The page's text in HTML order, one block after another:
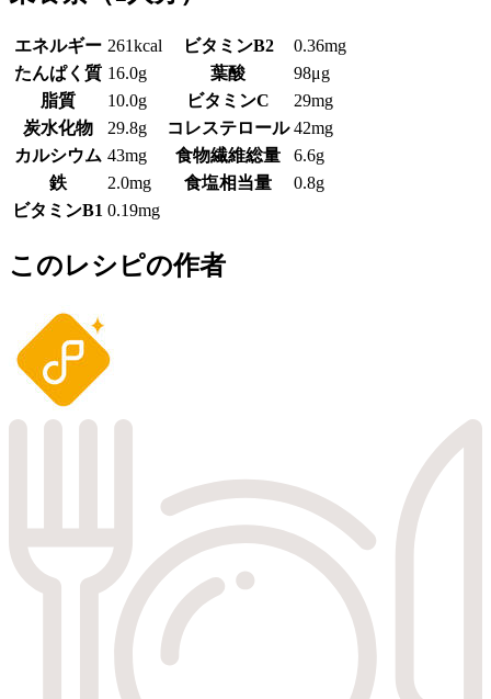
エネルギー 261kcal ビタミンB2
0.36mg
たんぱく質 16.0g 葉酸
98μg
脂質
10.0g ビタミンC
29mg
炭水化物
29.8g コレステロール 42mg
カルシウム 43mg 食物繊維総量
6.6g
鉄
2.0mg 食塩相当量
0.8g
ビタミンB1 0.19mg
このレシピの作者